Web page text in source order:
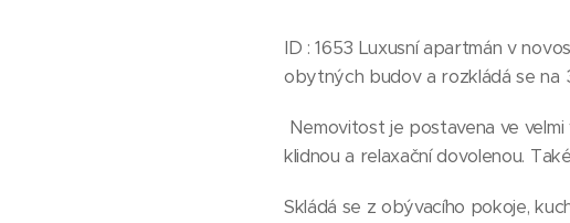
ID : 1653 Luxusní apartmán v
obytných budov a rozkládá se na
Nemovitost je postavena ve
klidnou a relaxační dovolenou.
Skládá se z obývacího pokoje,